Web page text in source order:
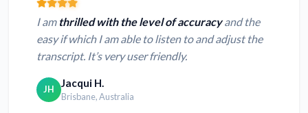
I am thrilled with the level of accuracyand the
easy if which I am able to listen to and adjust the
transcript. It’s very user friendly.
JH Jacqui H.
Brisbane, Australia